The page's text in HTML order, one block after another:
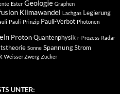
Ester Geologie Graphen
Klimawandel Lachgas Legierung
Pauli-Prinzip Pauli-Verbot Photonen
Proton Quantenphysik r-Prozess Radar
Sonne Spannung Strom
Weisser Zwerg Zucker
UNTER: